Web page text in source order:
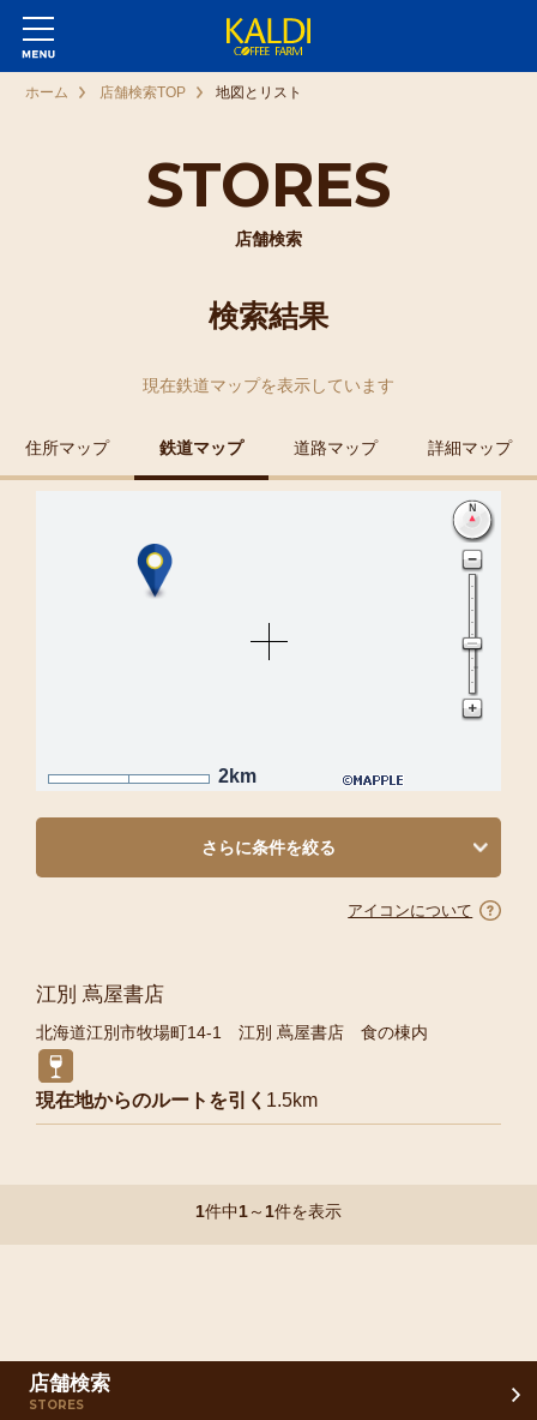
STORES
店舗検索
ホーム 店舗検索TOP 地図とリスト
検索結果
現在鉄道マップを表示しています
住所マップ 鉄道マップ 道路マップ 詳細マップ
2km
さらに条件を絞る
アイコンについて
江別 蔦屋書店
北海道江別市牧場町14-1 江別 蔦屋書店 食の棟内
現在地からのルートを引く 1.5km
1件中1～1件を表示
店舗検索
STORES